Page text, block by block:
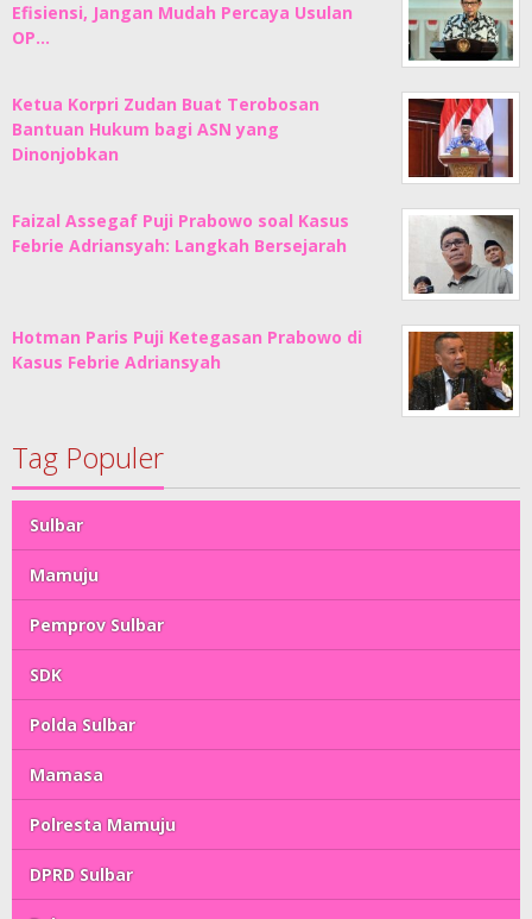
Efisiensi, Jangan Mudah Percaya Usulan
OP…
Ketua Korpri Zudan Buat Terobosan
Bantuan Hukum bagi ASN yang
Dinonjobkan
Faizal Assegaf Puji Prabowo soal Kasus
Febrie Adriansyah: Langkah Bersejarah
Hotman Paris Puji Ketegasan Prabowo di
Kasus Febrie Adriansyah
Tag Populer
Sulbar
Mamuju
Pemprov Sulbar
SDK
Polda Sulbar
Mamasa
Polresta Mamuju
DPRD Sulbar